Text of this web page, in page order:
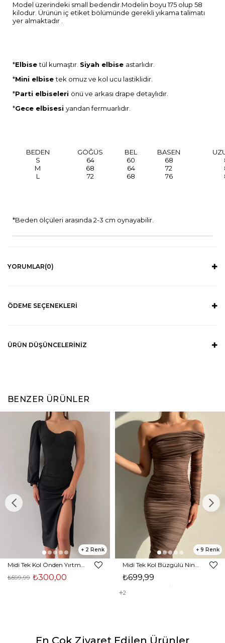
Model üzerindeki small bedendir.Modelin boyu 175 olup 58
kilodur. Ürünün iç etiket bölümünde gerekli yıkama talimatı
yer almaktadır .
*Elbisetül kumaştır. Siyah elbise astarlıdır.
*Mini elbisetek omuz ve kol ucu lastiklidir.
*Parti elbiseleri önü ve arkası drape detaylıdır.
*Gece elbisesi yandan fermuarlıdır.
BEDEN GÖĞÜS BEL BASEN
S
64 60 68
M
68 64 72
L
72 68 76
*Beden ölçüleri arasında 2-3 cm oynayabilir.
YORUMLAR(0)
ÖDEME SEÇENEKLERI
ÜRÜN DÜŞÜNCELERINIZ
BENZER ÜRÜNLER
2
₺300,00
₺599,99
9
₺699,99
2
En Çok Ziyaret Edilen Ürünler